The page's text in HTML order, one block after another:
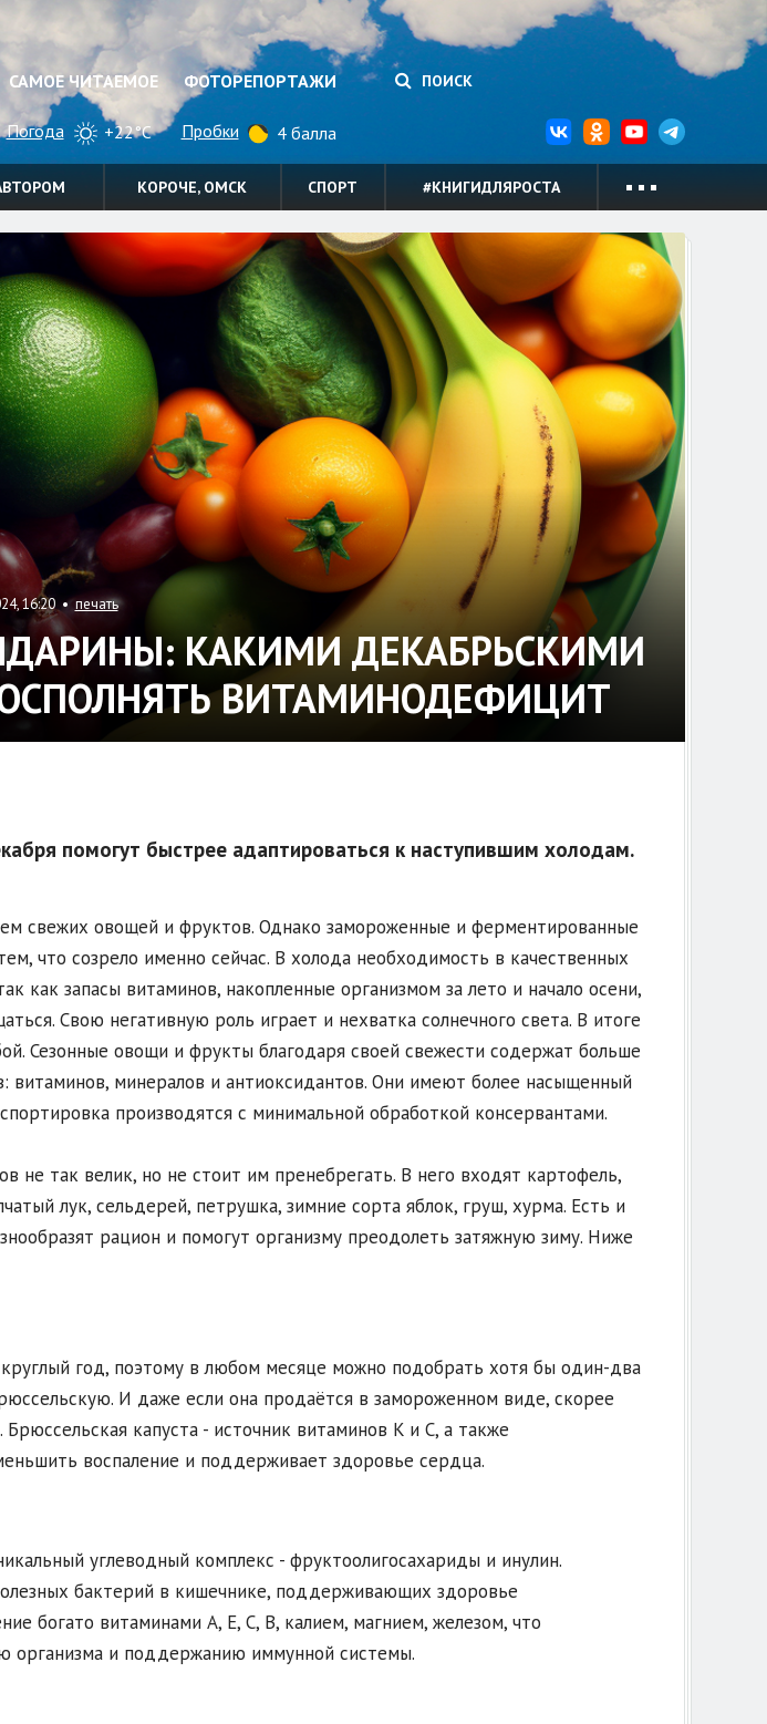
САМОЕ ЧИТАЕМОЕ ФОТОРЕПОРТАЖИ ПОИСК
Погода +22°C Пробки 4 балла
КОРОЧЕ, ОМСК СПОРТ #КНИГИДЛЯРОСТА
16:20 •печать
КАКИМИ ДЕКАБРЬСКИМИ
ВИТАМИНОДЕФИЦИТ
помогут быстрее адаптироваться к наступившим холодам.
свежих овощей и фруктов. Однако замороженные и ферментированные
что созрело именно сейчас. В холода необходимость в качественных
как запасы витаминов, накопленные организмом за лето и начало осени,
Свою негативную роль играет и нехватка солнечного света. В итоге
Сезонные овощи и фрукты благодаря своей свежести содержат больше
витаминов, минералов и антиоксидантов. Они имеют более насыщенный
производятся с минимальной обработкой консервантами.
не так велик, но не стоит им пренебрегать. В него входят картофель,
лук, сельдерей, петрушка, зимние сорта яблок, груш, хурма. Есть и
рацион и помогут организму преодолеть затяжную зиму. Ниже
год, поэтому в любом месяце можно подобрать хотя бы один-два
И даже если она продаётся в замороженном виде, скорее
капуста - источник витаминов K и C, а также
воспаление и поддерживает здоровье сердца.
углеводный комплекс - фруктоолигосахариды и инулин.
бактерий в кишечнике, поддерживающих здоровье
богато витаминами A, E, C, B, калием, магнием, железом, что
организма и поддержанию иммунной системы.